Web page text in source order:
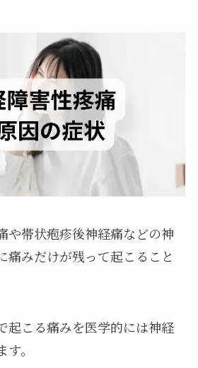
や帯状疱疹後神経痛などの神
痛みだけが残って起こること
起こる痛みを医学的には神経
。